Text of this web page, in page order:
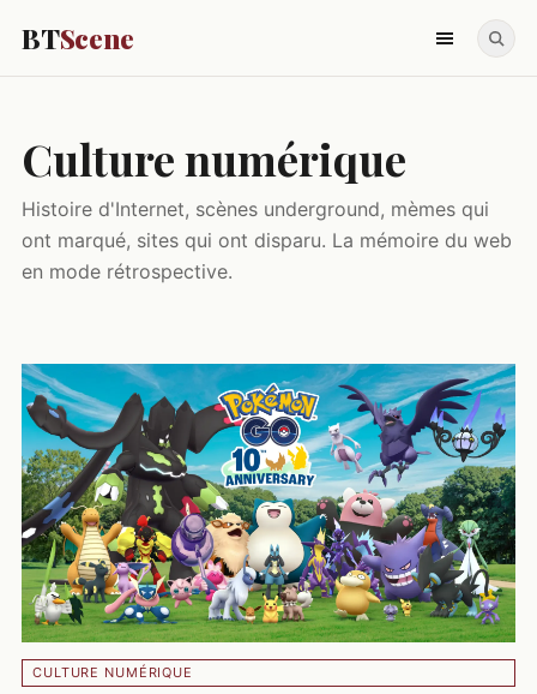
BTScene
Culture numérique
Histoire d'Internet, scènes underground, mèmes qui
ont marqué, sites qui ont disparu. La mémoire du web
en mode rétrospective.
CULTURE NUMÉRIQUE